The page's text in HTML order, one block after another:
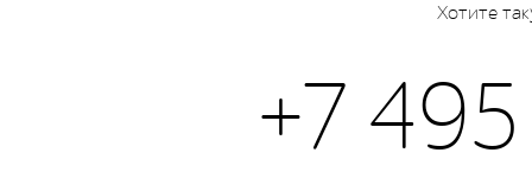
Хотите
+7